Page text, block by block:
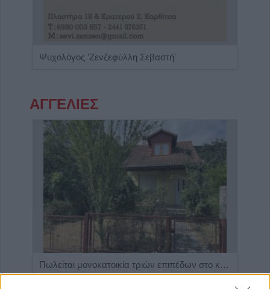
Ψυχολόγος 'Ζενζεφύλλη Σεβαστή'
ΑΓΓΕΛΙΕΣ
Πωλείται μονοκατοικία τριών επιπέδων στο καταπράσινο Πευκόφυτο Καρδίτσας